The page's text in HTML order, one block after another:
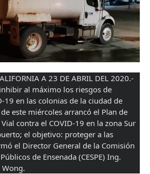
A 23 DE ABRIL DEL 2020.-
al máximo los riesgos de
19 en las colonias de la ciudad de
este miércoles arrancó el Plan de
contra el COVID-19 en la zona Sur
el objetivo: proteger a las
el Director General de la Comisión
de Ensenada (CESPE) Ing.